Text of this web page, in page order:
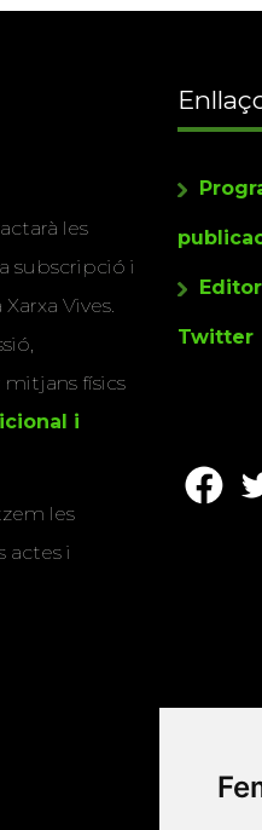
les
subscripció i
Vives.
físics
i
les
actes i
Twitter